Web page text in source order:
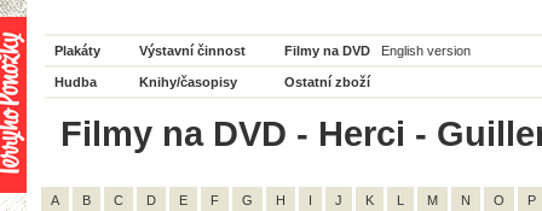
Plakáty Výstavní činnost Filmy na DVD English version
Hudba Knihy/časopisy Ostatní zboží
Filmy na DVD - Herci -
A B C D E F G H I J K L M N O P